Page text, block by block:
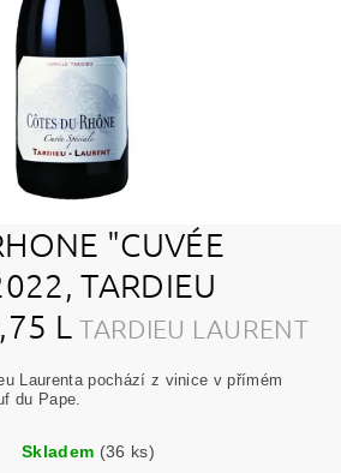
"CUVÉE
TARDIEU
LTARDIEU LAURENT
Laurenta pochází z vinice v přímém
du Pape.
Skladem (36 ks)